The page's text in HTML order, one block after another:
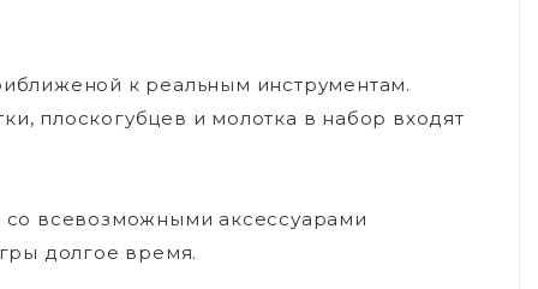
к реальным инструментам.
плоскогубцев и молотка в набор входят
со всевозможными аксессуарами
долгое время.